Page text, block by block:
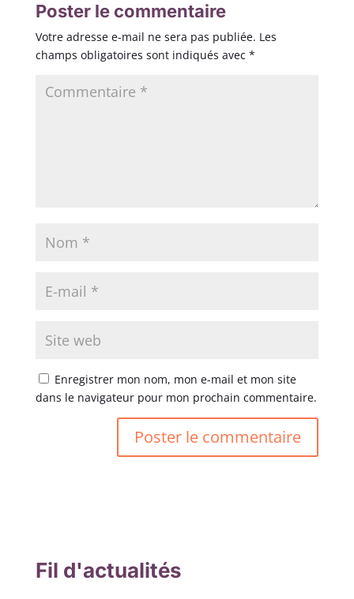
Poster le commentaire
Votre adresse e-mail ne sera pas publiée. Les
champs obligatoires sont indiqués avec *
Enregistrer mon nom, mon e-mail et mon site
dans le navigateur pour mon prochain commentaire.
Fil d'actualités